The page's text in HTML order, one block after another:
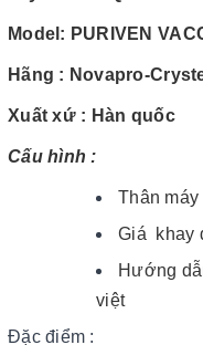
Model: PURIVEN
Hãng : Novapro-
Xuất xứ : Hàn quốc
Cấu hình :
Thân
Giá khay
Hướng
việt
Đặc điểm :